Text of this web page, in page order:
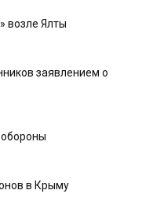
возле Ялты
заявлением о
обороны
в Крыму